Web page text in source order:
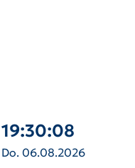
19:30:10
Do. 06.08.2026